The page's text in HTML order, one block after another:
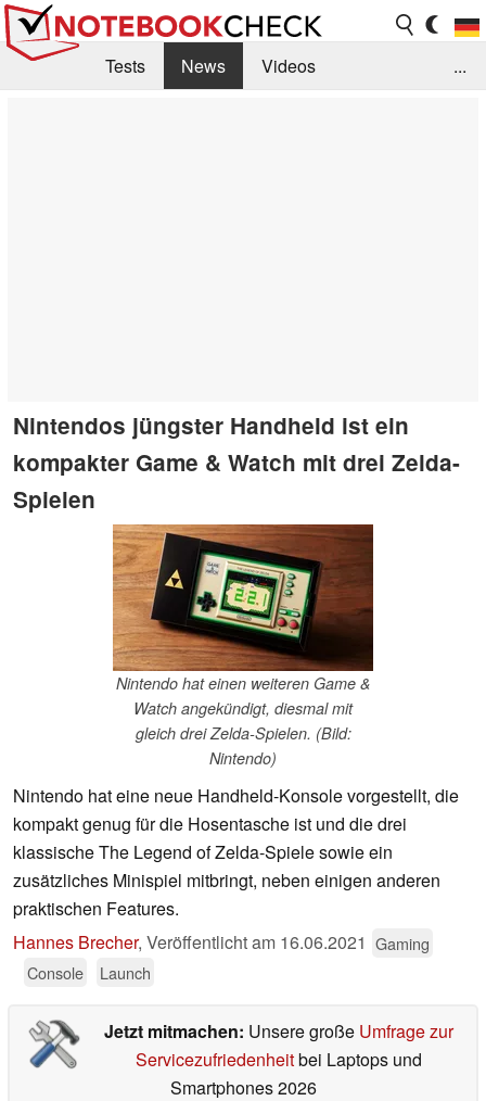
Tests News
Videos
...
Nintendos jüngster Handheld ist ein
kompakter Game & Watch mit drei Zelda-
Spielen
Nintendo hat einen weiteren Game &
Watch angekündigt, diesmal mit
gleich drei Zelda-Spielen. (Bild:
Nintendo)
Nintendo hat eine neue Handheld-Konsole vorgestellt, die
kompakt genug für die Hosentasche ist und die drei
klassische The Legend of Zelda-Spiele sowie ein
zusätzliches Minispiel mitbringt, neben einigen anderen
praktischen Features.
Hannes Brecher, Veröffentlicht am 16.06.2021 Gaming
Console
Launch
Jetzt mitmachen: Unsere große Umfrage zur
Servicezufriedenheitbei Laptops und
Smartphones 2026